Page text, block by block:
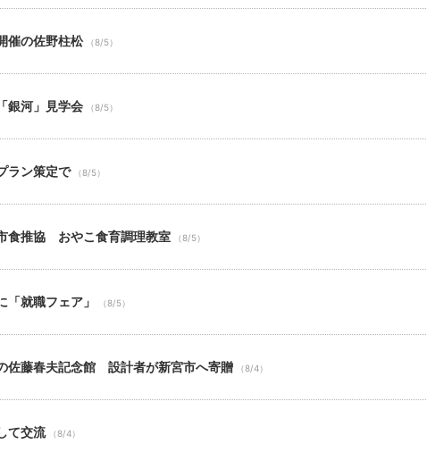
催の佐野柱松 （8/5）
銀河」見学会 （8/5）
ラン策定で （8/5）
食推協 おやこ食育調理教室 （8/5）
就職フェア」 （8/5）
佐藤春夫記念館 設計者が新宮市へ寄贈 （8/4）
て交流 （8/4）